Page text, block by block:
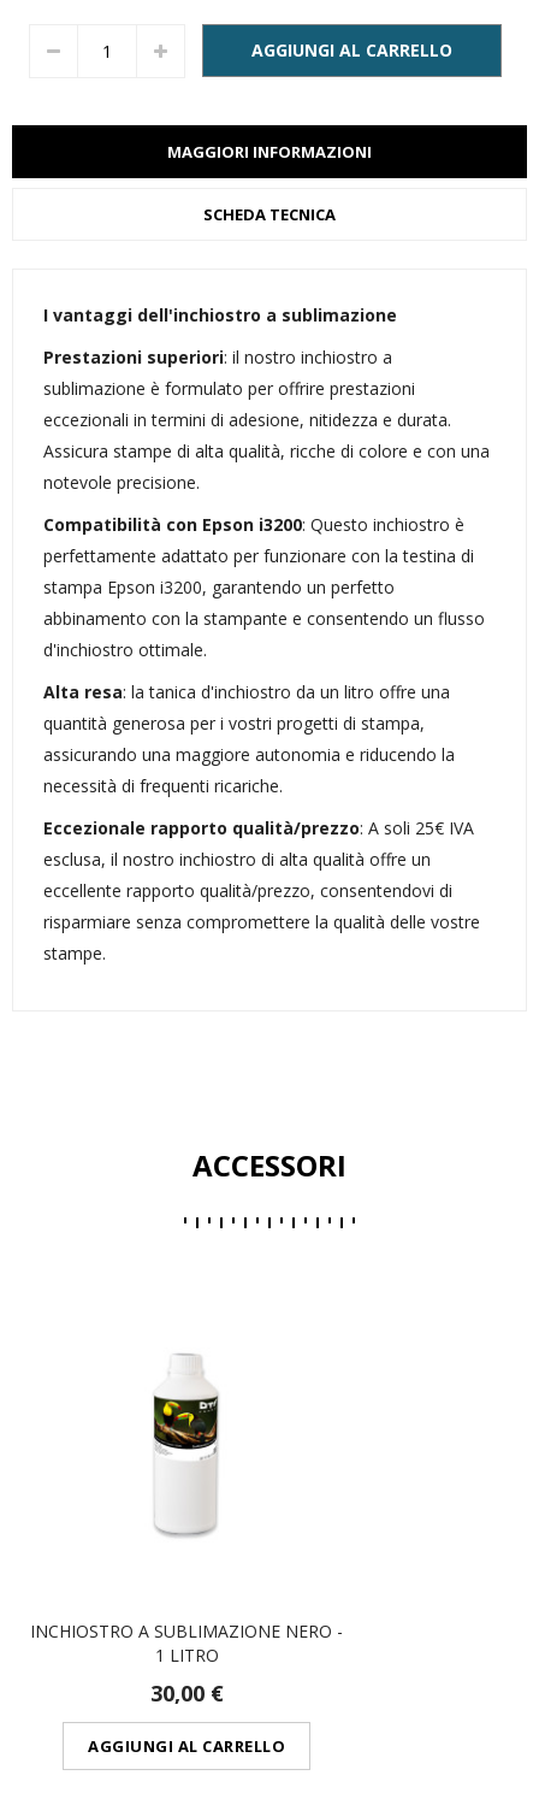
AGGIUNGI AL CARRELLO
MAGGIORI INFORMAZIONI
SCHEDA TECNICA
I vantaggi dell'inchiostro a sublimazione
Prestazioni superiori: il nostro inchiostro a
sublimazione è formulato per offrire prestazioni
eccezionali in termini di adesione, nitidezza e durata.
Assicura stampe di alta qualità, ricche di colore e con una
notevole precisione.
Compatibilità con Epson i3200: Questo inchiostro è
perfettamente adattato per funzionare con la testina di
stampa Epson i3200, garantendo un perfetto
abbinamento con la stampante e consentendo un flusso
d'inchiostro ottimale.
Alta resa: la tanica d'inchiostro da un litro offre una
quantità generosa per i vostri progetti di stampa,
assicurando una maggiore autonomia e riducendo la
necessità di frequenti ricariche.
Eccezionale rapporto qualità/prezzo: A soli 25€ IVA
esclusa, il nostro inchiostro di alta qualità offre un
eccellente rapporto qualità/prezzo, consentendovi di
risparmiare senza compromettere la qualità delle vostre
stampe.
ACCESSORI
INCHIOSTRO A SUBLIMAZIONE NERO -
1 LITRO
30,00 €
AGGIUNGI AL CARRELLO